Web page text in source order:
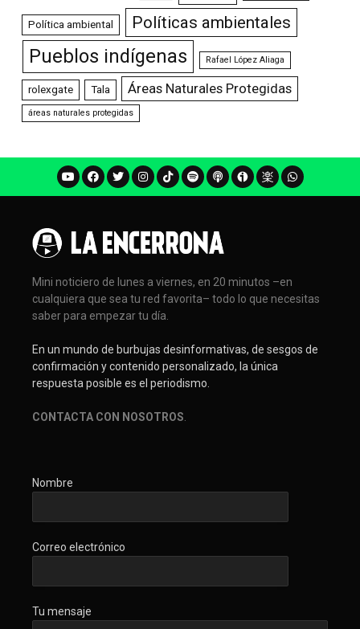
Política ambiental Políticas ambientales
Pueblos indígenas Rafael López Aliaga
rolexgate Tala Áreas Naturales Protegidas
áreas naturales protegidas
Mini noticiero de lunes a viernes, en 20 minutos –en
cualquiera que sea tu red favorita– todo lo que necesitas
saber para empezar tu día.
En un mundo de burbujas desinformativas, de sesgos de
confirmación y contenido personalizado, la única
respuesta posible es el periodismo.
CONTACTA CON NOSOTROS
Nombre
Correo electrónico
Tu mensaje